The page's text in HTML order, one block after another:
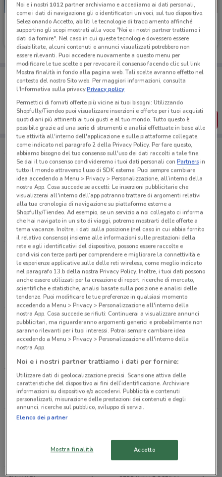
Ferplast
Scade il 31/12 878 m
Ferplast
Scade il 31/12
Porta DoveConviene sempre con te!
Puoi trovare le migliori offerte dei negozi vicino a te,
salvarle e creare la tua lista del risparmio, comodamente
dal tuo cellulare.
SCARICA L’APP
Le offerte di Animali più cercate
Bocconcini
Cibo per gatti
Cibo per cani
Antiparassitari
Lettiera per gatti
Trasportino gatto
Tiragraffi Acquario
Negozi di Animali a Genova
VOLANTINO PETMARK
VOLANTINO PURINA
ADVENTUROS
VOLANTINO FERPLAST
VOLANTINO ISOLA DEI
TESORI
Tutti i negozi
RAPALLO
Noi e i nostri 1012partner archiviamo e accediamo ai dati personali,
come i dati di navigazione gli o identificatori univoci, sul tuo dispositivo.
Selezionando Accetto, abiliti le tecnologie di tracciamento affinché
supportino gli scopi mostrati alla voce "Noi e i nostri partner trattiamo i
dati da fornire". Nel caso in cui queste tecnologie dovessero essere
disabilitate, alcuni contenuti e annunci visualizzati potrebbero non
essere rilevanti. Puoi accedere nuovamente a questo menu per
modificare le tue scelte o per revocare il consenso facendo clic sul link
Mostra finalità in fondo alla pagina web. Tali scelte avranno effetto nel
contesto del nostro Sito web. Per maggiori informazioni, consulta
l'Informativa sulla privacy.Privacy policy
Permettici di fornirti offerte più vicine ai tuoi bisogni: Utilizzando
Shopfully/Tiendeo puoi visualizzare inserzioni e offerte per i tuoi acquisti
quotidiani più attinenti ai tuoi gusti e al tuo mondo. Tutto questo è
possibile grazie ad una serie di strumenti e analisi effettuate in base alle
tue attività all'interno dell'applicazione e sulle piattaforme collegate,
come indicato nel paragrafo 2 della Privacy Policy. Per fare questo,
abbiamo bisogno del tuo consenso sull'uso dei dati raccolti a tale fine.
Se dai il tuo consenso condivideremo i tuoi dati personali conPartnersin
tutto il mondo attraverso l’uso di SDK esterne. Puoi sempre cambiare
idea accedendo a Menu > Privacy > Personalizzazione, all’interno della
nostra App. Cosa succede se accetti: Le inserzioni pubblicitarie che
visualizzerai all'interno dell’app potranno trattare di argomenti relativi
alla tua cronologia di navigazione su piattaforme esterne a
Shopfully/Tiendeo. Ad esempio, se un servizio a noi collegato ci informa
che hai navigato in un sito di viaggi, potremo mostrarti delle offerte a
tema vacanze. Inoltre, i dati sulla posizione (nel caso in cui abbia fornito
il relativo consenso) insieme alle informazioni sulle prestazioni della
rete e agli identificativi del dispositivo, possono essere raccolte e
condivisi con terze parti per comprendere e migliorare la connettività e
le esperienze applicative sulle delle reti wireless, come meglio indicato
nel paragrafo 13.b della nostra Privacy Policy. Inoltre, i tuoi dati possono
anche essere utilizzati per la creazione di report, ricerche di mercato,
scientifiche e statistiche, analisi basate sulla posizione e analisi delle
tendenze. Puoi modificare le tue preferenze in qualsiasi momento
accedendo a Menu > Privacy > Personalizzazione all'interno della
nostra App. Cosa succede se rifiuti: Continuerai a visualizzare annunci
pubblicitari, ma riguarderanno argomenti generici e probabilmente non
saranno rilevanti per i tuoi interessi. Potrai sempre cambiare idea
accedendo a Menu > Privacy > Personalizzazione all'interno della
nostra App.
Noi e i nostri partner trattiamo i dati per fornire:
Utilizzare dati di geolocalizzazione precisi. Scansione attiva delle
caratteristiche del dispositivo ai fini dell’identificazione. Archiviare
informazioni su dispositivo e/o accedervi. Pubblicità e contenuti
personalizzati, misurazione delle prestazioni dei contenuti e degli
annunci, ricerche sul pubblico, sviluppo di servizi.
Elenco dei partner
Mostra finalità Accetto